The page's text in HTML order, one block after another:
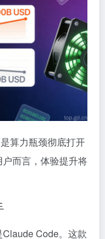
算力瓶颈彻底打开
而言，体验提升将
Code。这款